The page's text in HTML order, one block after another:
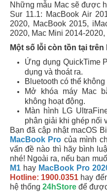
Những mẫu Mac sẽ được
Sur 11.1: MacBook Air
2020, MacBook 2015,
2020, Mac Mini 2014-
Một số lỗi còn tồn tại
Ứng dụng QuickTime
dụng và thoát ra.
Bluetooth có thể
Mở khóa máy Mac
không hoạt động.
Màn hình LG
phân giải khi ghép nối
Bạn đã cập nhật macOS
MacBook Pro của mình
vấn đề nào thì hãy bình
nhé! Ngoài ra, nếu bạn
M1 hay MacBook Pro
Hotline: 1900.0351 hay
hệ thống 24hStore để